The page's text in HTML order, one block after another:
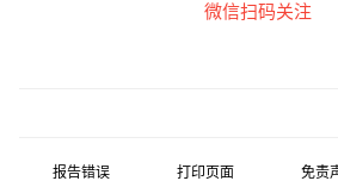
微信扫码关注
报告错误 打印页面 免责